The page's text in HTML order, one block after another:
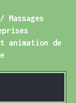
animation de